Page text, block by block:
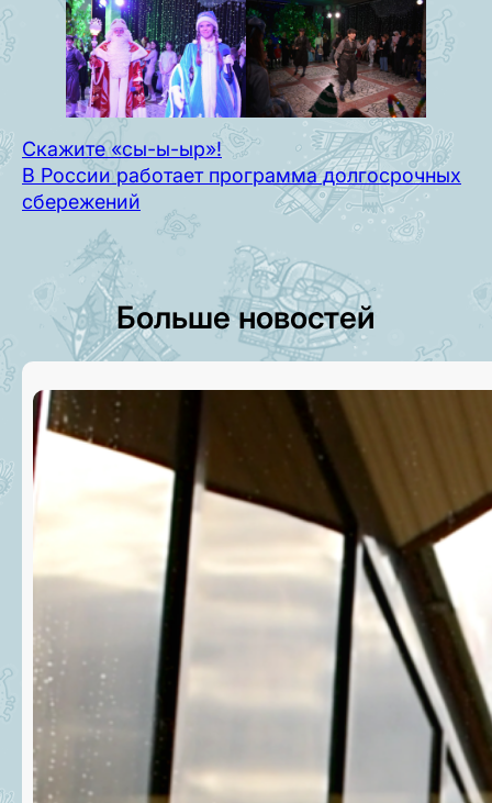
Скажите «сы-ы-ыр»!
В России работает программа долгосрочных
сбережений
Больше новостей